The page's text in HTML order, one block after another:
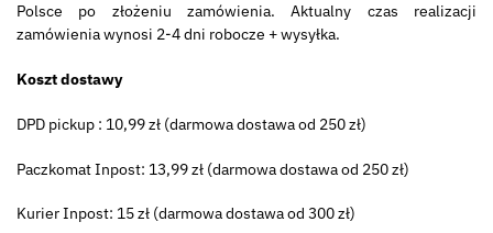
Polsce po złożeniu zamówienia. Aktualny czas realizacji
zamówienia wynosi 2-4 dni robocze + wysyłka.
Koszt dostawy
DPD pickup : 10,99 zł (darmowa dostawa od 250 zł)
Paczkomat Inpost: 13,99 zł (darmowa dostawa od 250 zł)
Kurier Inpost: 15 zł (darmowa dostawa od 300 zł)